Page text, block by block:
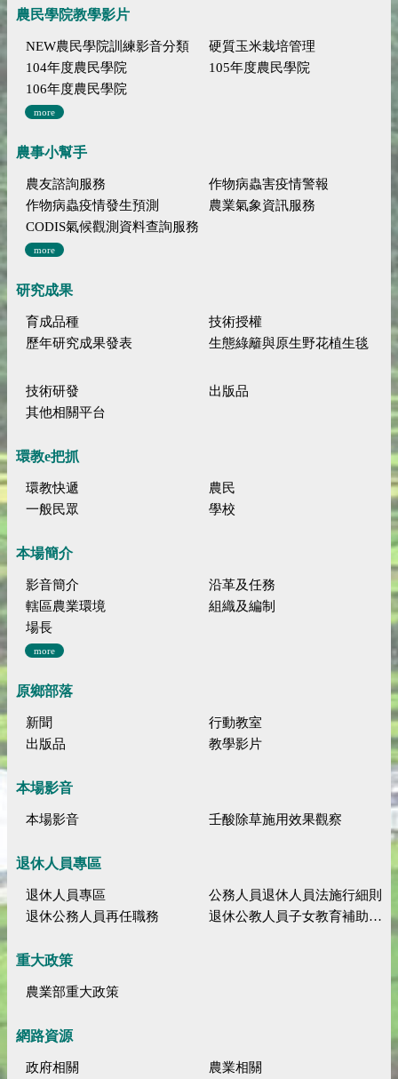
農民學院教學影片
NEW農民學院訓練影音分類
硬質玉米栽培管理
104年度農民學院
105年度農民學院
106年度農民學院
more
農事小幫手
農友諮詢服務
作物病蟲害疫情警報
作物病蟲疫情發生預測
農業氣象資訊服務
CODIS氣候觀測資料查詢服務
more
研究成果
育成品種
技術授權
歷年研究成果發表
生態綠籬與原生野花植生毯
技術研發
出版品
其他相關平台
環教e把抓
環教快遞
農民
一般民眾
學校
本場簡介
影音簡介
沿革及任務
轄區農業環境
組織及編制
場長
more
原鄉部落
新聞
行動教室
出版品
教學影片
本場影音
本場影音 壬酸除草施用效果觀察
退休人員專區
退休人員專區
公務人員退休人員法施行細則
退休公務人員再任職務
退休公教人員子女教育補助規定
重大政策
農業部重大政策
網路資源
政府相關
農業相關